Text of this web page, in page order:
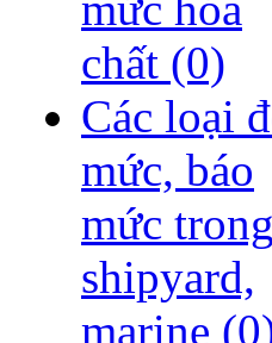
chất (0)
Các loại
mức, báo
mức trong
shipyard,
marine